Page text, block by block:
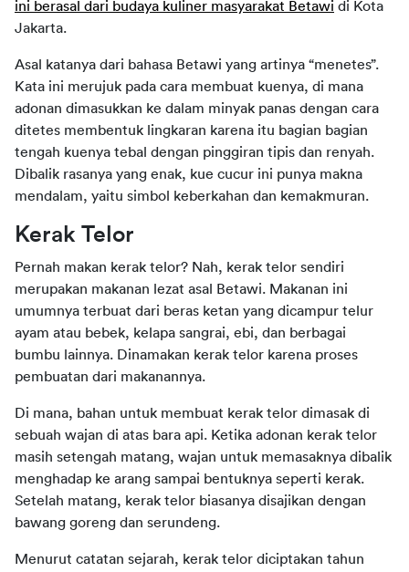
ini berasal dari budaya kuliner masyarakat Betawi di Kota
Jakarta.
Asal katanya dari bahasa Betawi yang artinya “menetes”.
Kata ini merujuk pada cara membuat kuenya, di mana
adonan dimasukkan ke dalam minyak panas dengan cara
ditetes membentuk lingkaran karena itu bagian bagian
tengah kuenya tebal dengan pinggiran tipis dan renyah.
Dibalik rasanya yang enak, kue cucur ini punya makna
mendalam, yaitu simbol keberkahan dan kemakmuran.
Kerak Telor
Pernah makan kerak telor? Nah, kerak telor sendiri
merupakan makanan lezat asal Betawi. Makanan ini
umumnya terbuat dari beras ketan yang dicampur telur
ayam atau bebek, kelapa sangrai, ebi, dan berbagai
bumbu lainnya. Dinamakan kerak telor karena proses
pembuatan dari makanannya.
Di mana, bahan untuk membuat kerak telor dimasak di
sebuah wajan di atas bara api. Ketika adonan kerak telor
masih setengah matang, wajan untuk memasaknya dibalik
menghadap ke arang sampai bentuknya seperti kerak.
Setelah matang, kerak telor biasanya disajikan dengan
bawang goreng dan serundeng.
Menurut catatan sejarah, kerak telor diciptakan tahun